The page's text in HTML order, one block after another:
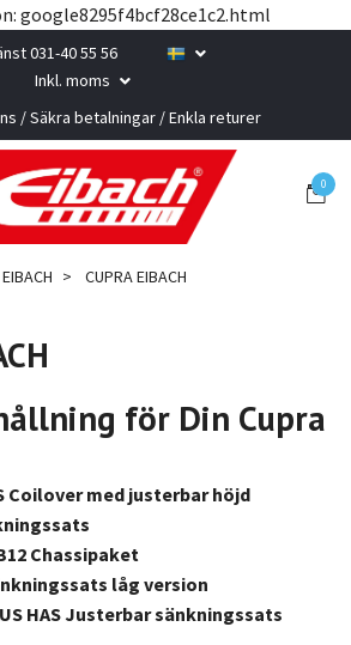
google8295f4bcf28ce1c2.html
031-40 55 56
Inkl. moms
/ Säkra betalningar / Enkla returer
0
EIBACH CUPRA EIBACH
för Din Cupra
Coilover med justerbar höjd
Chassipaket
låg version
HAS Justerbar sänkningssats